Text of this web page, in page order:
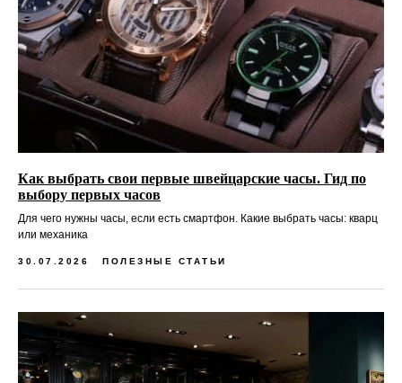
Как выбрать свои первые швейцарские часы. Гид по
выбору первых часов
Для чего нужны часы, если есть смартфон. Какие выбрать часы: кварц
или механика
30.07.2026 ПОЛЕЗНЫЕ СТАТЬИ